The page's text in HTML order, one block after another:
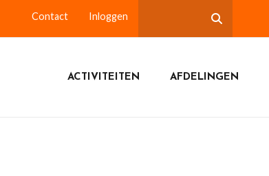
Contact Inloggen
ACTIVITEITEN AFDELINGEN